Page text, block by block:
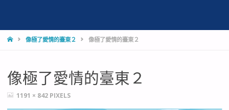
HOME像極了愛情的臺東２ 像極了愛情的臺東２
像極了愛情的臺東２
FULL1191 × 842 PIXELS